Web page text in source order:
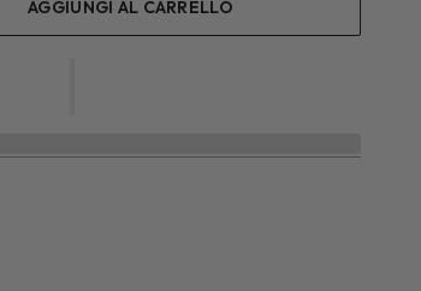
AGGIUNGI AL CARRELLO